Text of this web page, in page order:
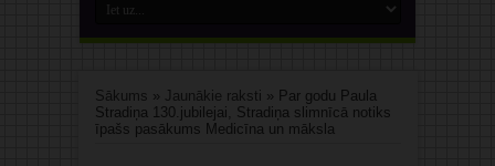
Sākums » Jaunākie raksti » Par godu Paula
Stradiņa 130.jubilejai, Stradiņa slimnīcā notiks
īpašs pasākums Medicīna un māksla